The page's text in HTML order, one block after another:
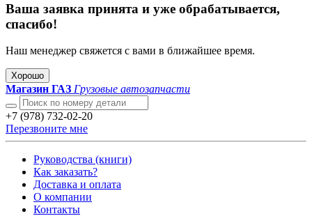
Ваша заявка принята и уже обрабатывается,
спасибо!
Наш менеджер свяжется с вами в ближайшее время.
Хорошо
Магазин ГАЗ Грузовые автозапчасти
+7 (978) 732-02-20
Перезвоните мне
Руководства (книги)
Как заказать?
Доставка и оплата
О компании
Контакты